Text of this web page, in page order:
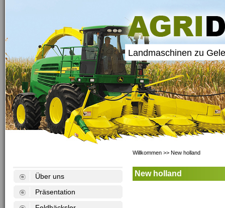
Landmaschinen zu
Willkommen >>New holland
Über uns
Präsentation
New holland